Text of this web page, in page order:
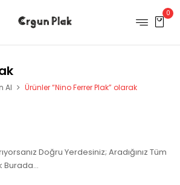
0
Al
Ürünler “Nino Ferrer Plak” olarak
Doğru Yerdesiniz; Aradığınız Tüm
Burada…